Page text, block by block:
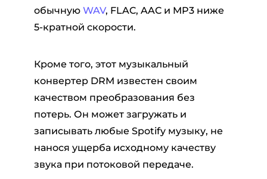
обычную WAV, FLAC, AAC и MP3 ниже
5-кратной скорости.
Кроме того, этот музыкальный
конвертер DRM известен своим
качеством преобразования без
потерь. Он может загружать и
записывать любые Spotify музыку, не
нанося ущерба исходному качеству
звука при потоковой передаче.